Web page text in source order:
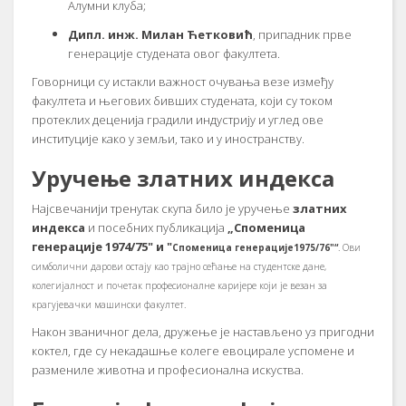
Алумни клуба;
Дипл. инж. Милан Ћетковић, припадник прве
генерације студената овог факултета.
Говорници су истакли важност очувања везе између
факултета и његових бивших студената, који су током
протеклих деценија градили индустрију и углед ове
институције како у земљи, тако и у иностранству.
Уручење златних индекса
Најсвечанији тренутак скупа било је уручење златних
индекса и посебних публикација „Споменица
генерације 1974/75" и "Споменица генерације1975/76"“. Ови
симболични дарови остају као трајно сећање на студентске дане,
колегијалност и почетак професионалне каријере који је везан за
крагујевачки машински факултет.
Након званичног дела, дружење је настављено уз пригодни
коктел, где су некадашње колеге евоцирале успомене и
размениле животна и професионална искуства.